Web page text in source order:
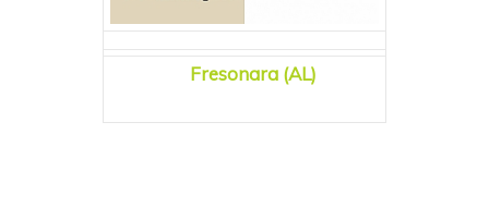
Fresonara (AL)